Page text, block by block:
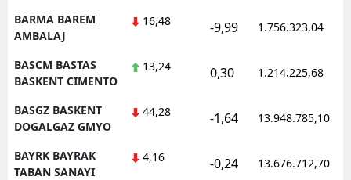
BARMA BAREM
AMBALAJ
16,48 -9,99 1.756.323,04
BASCM BASTAS
BASKENT CIMENTO
13,24 0,30 1.214.225,68
BASGZ BASKENT
DOGALGAZ GMYO
44,28 -1,64 13.948.785,10
BAYRK BAYRAK
TABAN SANAYI
4,16 -0,24 13.676.712,70